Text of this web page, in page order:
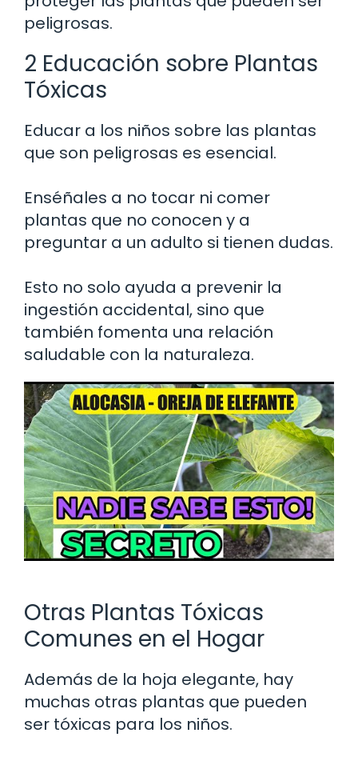
peligrosas.
2 Educación sobre Plantas
Tóxicas
Educar a los niños sobre las plantas
que son peligrosas es esencial.
Enséñales a no tocar ni comer
plantas que no conocen y a
preguntar a un adulto si tienen dudas.
Esto no solo ayuda a prevenir la
ingestión accidental, sino que
también fomenta una relación
saludable con la naturaleza.
Otras Plantas Tóxicas
Comunes en el Hogar
Además de la hoja elegante, hay
muchas otras plantas que pueden
ser tóxicas para los niños.